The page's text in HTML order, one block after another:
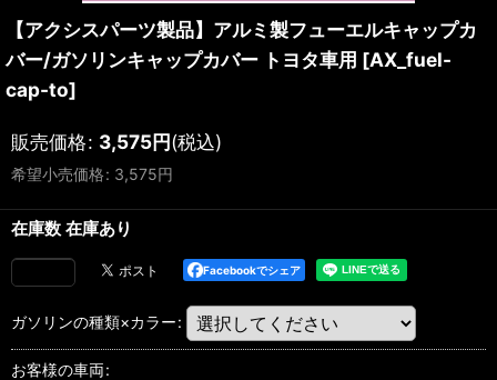
【アクシスパーツ製品】アルミ製フューエルキャップカ
バー/ガソリンキャップカバー トヨタ車用 [AX_fuel-
cap-to]
販売価格: 3,575円(税込)
希望小売価格: 3,575円
在庫数 在庫あり
Facebookでシェア
ガソリンの種類×カラー:
お客様の車両: